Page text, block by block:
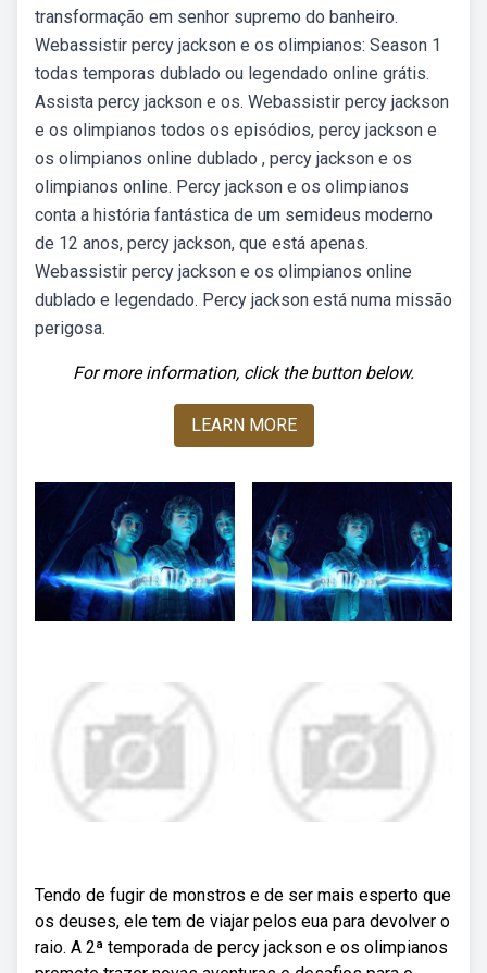
transformação em senhor supremo do banheiro.
Webassistir percy jackson e os olimpianos: Season 1
todas temporas dublado ou legendado online grátis.
Assista percy jackson e os. Webassistir percy jackson
e os olimpianos todos os episódios, percy jackson e
os olimpianos online dublado , percy jackson e os
olimpianos online. Percy jackson e os olimpianos
conta a história fantástica de um semideus moderno
de 12 anos, percy jackson, que está apenas.
Webassistir percy jackson e os olimpianos online
dublado e legendado. Percy jackson está numa missão
perigosa.
For more information, click the button below.
LEARN MORE
Tendo de fugir de monstros e de ser mais esperto que
os deuses, ele tem de viajar pelos eua para devolver o
raio. A 2ª temporada de percy jackson e os olimpianos